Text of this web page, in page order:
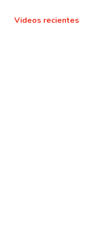
Videos recientes